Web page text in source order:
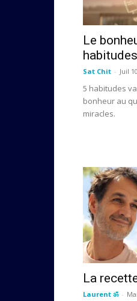
Le
Sat Chit - Juil
5 habitudes
bonheur au
miracles.
La
Laurent ॐ -